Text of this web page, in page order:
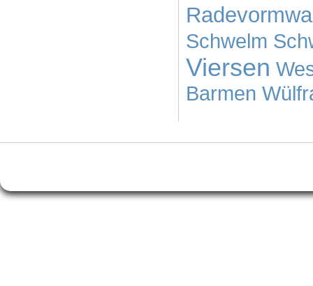
Schwelm
Viersen
Barmen